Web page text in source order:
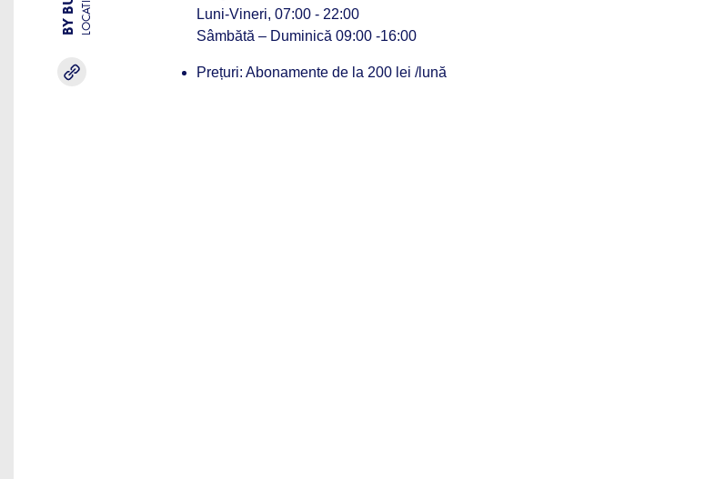
LOCATIE
Luni-Vineri, 07:00 - 22:00
Sâmbătă – Duminică 09:00 -16:00
Prețuri: Abonamente de la 200 lei /lună